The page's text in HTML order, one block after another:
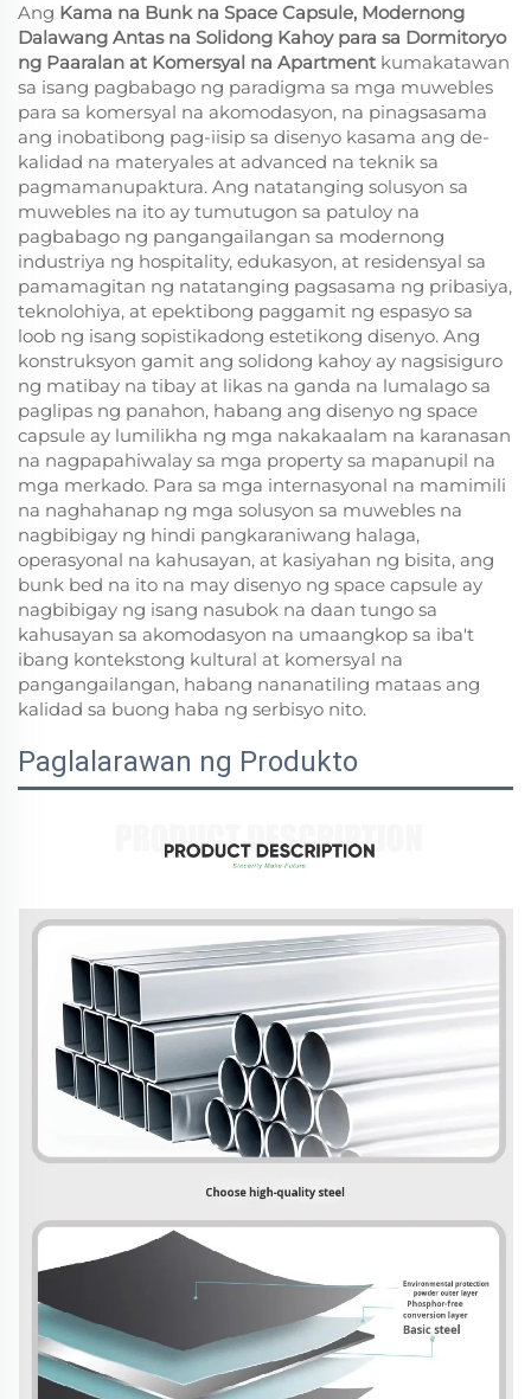
Ang Kama na Bunk na Space Capsule, Modernong
Dalawang Antas na Solidong Kahoy para sa Dormitoryo
ng Paaralan at Komersyal na Apartment kumakatawan
sa isang pagbabago ng paradigma sa mga muwebles
para sa komersyal na akomodasyon, na pinagsasama
ang inobatibong pag-iisip sa disenyo kasama ang de-
kalidad na materyales at advanced na teknik sa
pagmamanupaktura. Ang natatanging solusyon sa
muwebles na ito ay tumutugon sa patuloy na
pagbabago ng pangangailangan sa modernong
industriya ng hospitality, edukasyon, at residensyal sa
pamamagitan ng natatanging pagsasama ng pribasiya,
teknolohiya, at epektibong paggamit ng espasyo sa
loob ng isang sopistikadong estetikong disenyo. Ang
konstruksyon gamit ang solidong kahoy ay nagsisiguro
ng matibay na tibay at likas na ganda na lumalago sa
paglipas ng panahon, habang ang disenyo ng space
capsule ay lumilikha ng mga nakakaalam na karanasan
na nagpapahiwalay sa mga property sa mapanupil na
mga merkado. Para sa mga internasyonal na mamimili
na naghahanap ng mga solusyon sa muwebles na
nagbibigay ng hindi pangkaraniwang halaga,
operasyonal na kahusayan, at kasiyahan ng bisita, ang
bunk bed na ito na may disenyo ng space capsule ay
nagbibigay ng isang nasubok na daan tungo sa
kahusayan sa akomodasyon na umaangkop sa iba't
ibang kontekstong kultural at komersyal na
pangangailangan, habang nananatiling mataas ang
kalidad sa buong haba ng serbisyo nito.
Paglalarawan ng Produkto